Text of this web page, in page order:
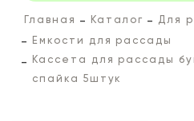
Главная Каталог
Для
Емкости для рассады
Кассета для рассады
спайка 5штук